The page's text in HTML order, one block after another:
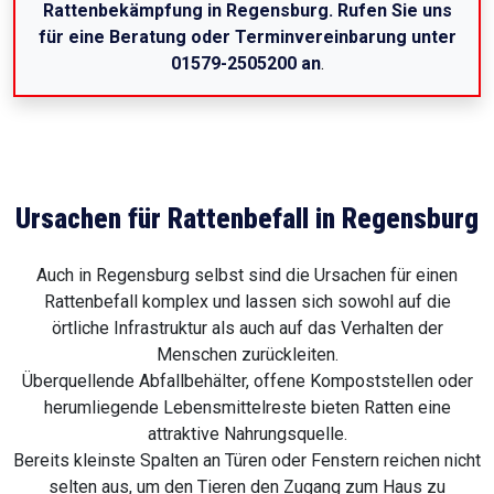
Rattenbekämpfung in Regensburg. Rufen Sie uns
für eine Beratung oder Terminvereinbarung unter
01579-2505200 an.
Ursachen für Rattenbefall in Regensburg
Auch in Regensburg selbst sind die Ursachen für einen
Rattenbefall komplex und lassen sich sowohl auf die
örtliche Infrastruktur als auch auf das Verhalten der
Menschen zurückleiten.
Überquellende Abfallbehälter, offene Kompoststellen oder
herumliegende Lebensmittelreste bieten Ratten eine
attraktive Nahrungsquelle.
Bereits kleinste Spalten an Türen oder Fenstern reichen nicht
selten aus, um den Tieren den Zugang zum Haus zu